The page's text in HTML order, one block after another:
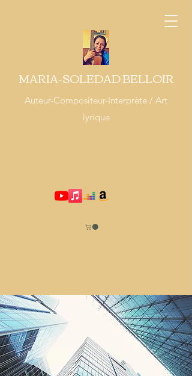
MARIA-SOLEDAD BELLOIR
Auteur-Compositeur-Interprète / Art
lyrique